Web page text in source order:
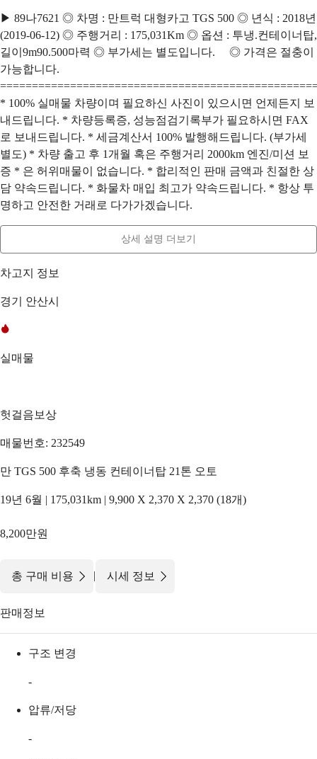
▶ 89나7621 ◎ 차명 : 만트럭 대형카고 TGS 500 ◎ 년식 : 2018년
(2019-06-12) ◎ 주행거리 : 175,031Km ◎ 옵션 : 투냉.컨테이너탑,
길이9m90.500마력 ◎ 부가세는 별도입니다. ◎ 가격은 절충이
가능합니다.
* 100% 실매물 차량이며 필요하신 사진이 있으시면 언제든지 보
내드립니다. * 차량등록증, 성능점검기록부가 필요하시면 FAX
로 보내드립니다. * 세금계산서 100% 발행해드립니다. (부가세
별도) * 차량 출고 후 1개월 혹은 주행거리 2000km 엔진/미션 보
증 * 은 허위매물이 없습니다. * 합리적인 판매 금액과 친절한 상
담 약속드립니다. * 화물차 매입 최고가 약속드립니다. * 항상 투
명하고 안전한 거래로 다가가겠습니다.
상세 설명 더보기
차고지 정보
경기 안산시
실매물
헛걸음보상
매물번호: 232549
만 TGS 500 후축 냉동 컨테이너탑 21톤 오토
19년 6월 | 175,031km | 9,900 X 2,370 X 2,370 (18개)
8,200만원
총 구매 비용 | 시세 정보
판매정보
구조 변경
-
압류/저당
-